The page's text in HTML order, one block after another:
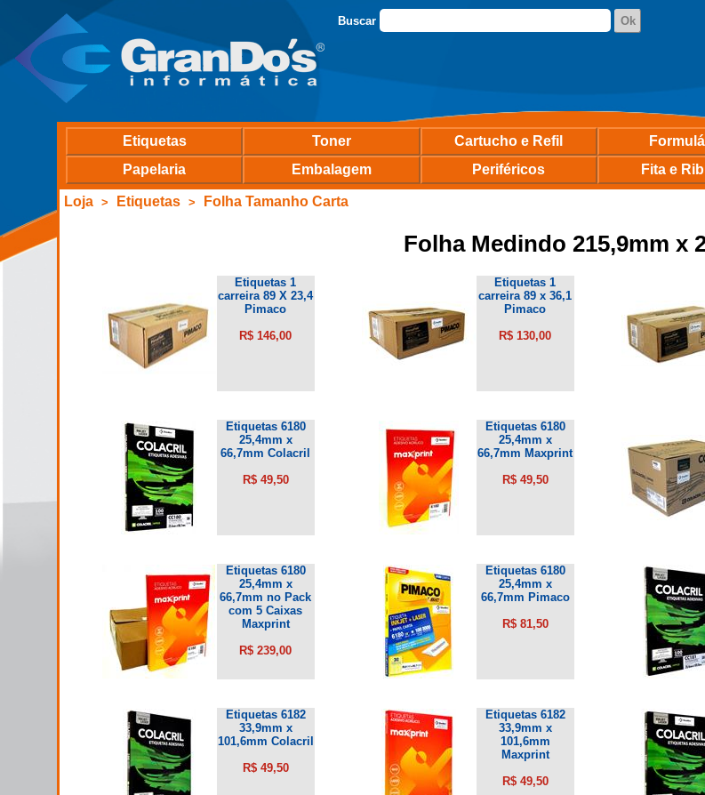
Buscar
Etiquetas Toner Cartucho e Refil
Papelaria
Embalagem Periféricos Fita e
Loja > Etiquetas > Folha Tamanho Carta
Folha Medindo 215,9mm x
Etiquetas 1
carreira 89 X 23,4
Pimaco
R$ 146,00
Etiquetas 1
carreira 89 x 36,1
Pimaco
R$ 130,00
Etiquetas 6180
25,4mm x
66,7mm Colacril
R$ 49,50
Etiquetas 6180
25,4mm x
66,7mm Maxprint
R$ 49,50
Etiquetas 6180
25,4mm x
66,7mm no Pack
com 5 Caixas
Maxprint
R$ 239,00
Etiquetas 6180
25,4mm x
66,7mm Pimaco
R$ 81,50
Etiquetas 6182
33,9mm x
101,6mm Colacril
R$ 49,50
Etiquetas 6182
33,9mm x
101,6mm
Maxprint
R$ 49,50